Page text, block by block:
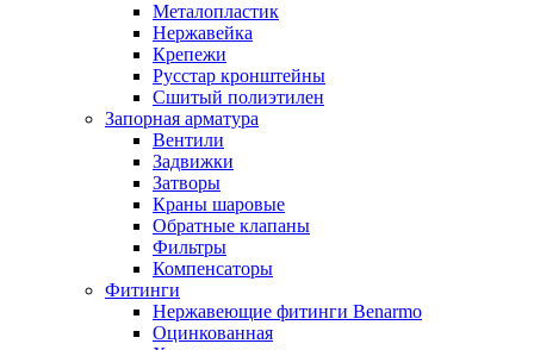
Металопластик
Нержавейка
Крепежи
Русстар кронштейны
Сшитый полиэтилен
Запорная арматура
Вентили
Задвижки
Затворы
Краны шаровые
Обратные клапаны
Фильтры
Компенсаторы
Фитинги
Нержавеющие фитинги Benarmo
Оцинкованная